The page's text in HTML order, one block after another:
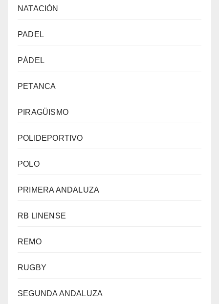
NATACIÓN
PADEL
PÁDEL
PETANCA
PIRAGÜISMO
POLIDEPORTIVO
POLO
PRIMERA ANDALUZA
RB LINENSE
REMO
RUGBY
SEGUNDA ANDALUZA